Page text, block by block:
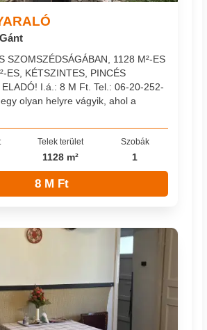
SZOMSZÉDSÁGÁBAN, 1128 M²-ES
ES, KÉTSZINTES, PINCÉS
I.á.: 8 M Ft. Tel.: 06-20-252-
olyan helyre vágyik, ahol a
Telek terület
1128 m²
Szobák
1
8 M Ft